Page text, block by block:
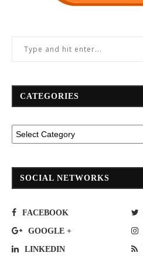
CATEGORIES
SOCIAL NETWORKS
FACEBOOK
GOOGLE +
LINKEDIN